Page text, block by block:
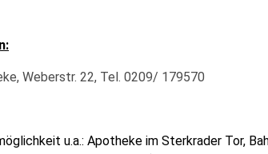
Weberstr. 22, Tel. 0209/ 179570
u.a.: Apotheke im Sterkrader Tor,